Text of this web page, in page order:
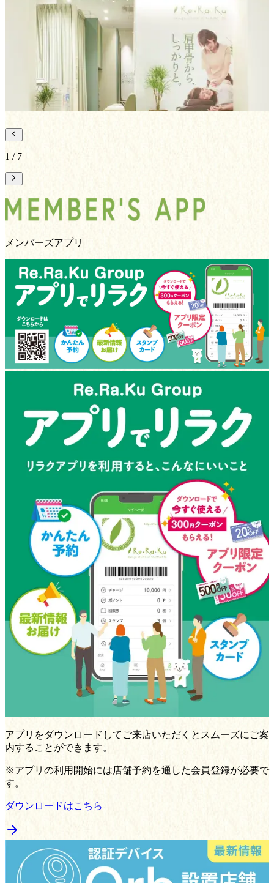
コミュニケーション×ボディケア
メインブランドのRe.Ra.Kuでは、ウィングストレッチ®︎（肩
甲骨はがし）を取り入れたリラク系ボディケアを提供してい
ます。東京近郊を中心に190​店舗以上を展開しています。
詳しくはこちらから
1 / 7
メンバーズアプリ
アプリをダウンロードしてご来店いただくとスムーズにご案
内することができます。
※アプリの利用開始には店舗予約を通した会員登録が必要で
す。
ダウンロードはこちら